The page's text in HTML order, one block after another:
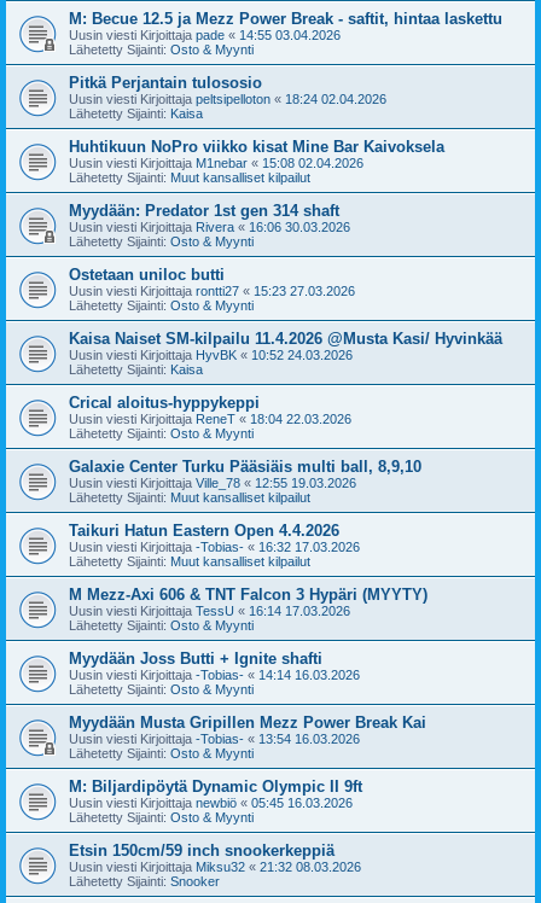
M: Becue 12.5 ja Mezz Power Break - saftit, hintaa laskettu
Uusin viesti Kirjoittaja pade « 14:55 03.04.2026
Lähetetty Sijainti: Osto & Myynti
Pitkä Perjantain tulososio
Uusin viesti Kirjoittaja peltsipelloton « 18:24 02.04.2026
Lähetetty Sijainti: Kaisa
Huhtikuun NoPro viikko kisat Mine Bar Kaivoksela
Uusin viesti Kirjoittaja M1nebar « 15:08 02.04.2026
Lähetetty Sijainti: Muut kansalliset kilpailut
Myydään: Predator 1st gen 314 shaft
Uusin viesti Kirjoittaja Rivera « 16:06 30.03.2026
Lähetetty Sijainti: Osto & Myynti
Ostetaan uniloc butti
Uusin viesti Kirjoittaja rontti27 « 15:23 27.03.2026
Lähetetty Sijainti: Osto & Myynti
Kaisa Naiset SM-kilpailu 11.4.2026 @Musta Kasi/ Hyvinkää
Uusin viesti Kirjoittaja HyvBK « 10:52 24.03.2026
Lähetetty Sijainti: Kaisa
Crical aloitus-hyppykeppi
Uusin viesti Kirjoittaja ReneT « 18:04 22.03.2026
Lähetetty Sijainti: Osto & Myynti
Galaxie Center Turku Pääsiäis multi ball, 8,9,10
Uusin viesti Kirjoittaja Ville_78 « 12:55 19.03.2026
Lähetetty Sijainti: Muut kansalliset kilpailut
Taikuri Hatun Eastern Open 4.4.2026
Uusin viesti Kirjoittaja -Tobias- « 16:32 17.03.2026
Lähetetty Sijainti: Muut kansalliset kilpailut
M Mezz-Axi 606 & TNT Falcon 3 Hypäri (MYYTY)
Uusin viesti Kirjoittaja TessU « 16:14 17.03.2026
Lähetetty Sijainti: Osto & Myynti
Myydään Joss Butti + Ignite shafti
Uusin viesti Kirjoittaja -Tobias- « 14:14 16.03.2026
Lähetetty Sijainti: Osto & Myynti
Myydään Musta Gripillen Mezz Power Break Kai
Uusin viesti Kirjoittaja -Tobias- « 13:54 16.03.2026
Lähetetty Sijainti: Osto & Myynti
M: Biljardipöytä Dynamic Olympic II 9ft
Uusin viesti Kirjoittaja newbiö « 05:45 16.03.2026
Lähetetty Sijainti: Osto & Myynti
Etsin 150cm/59 inch snookerkeppiä
Uusin viesti Kirjoittaja Miksu32 « 21:32 08.03.2026
Lähetetty Sijainti: Snooker